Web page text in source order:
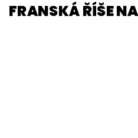
FRANSKÁ ŘÍŠE